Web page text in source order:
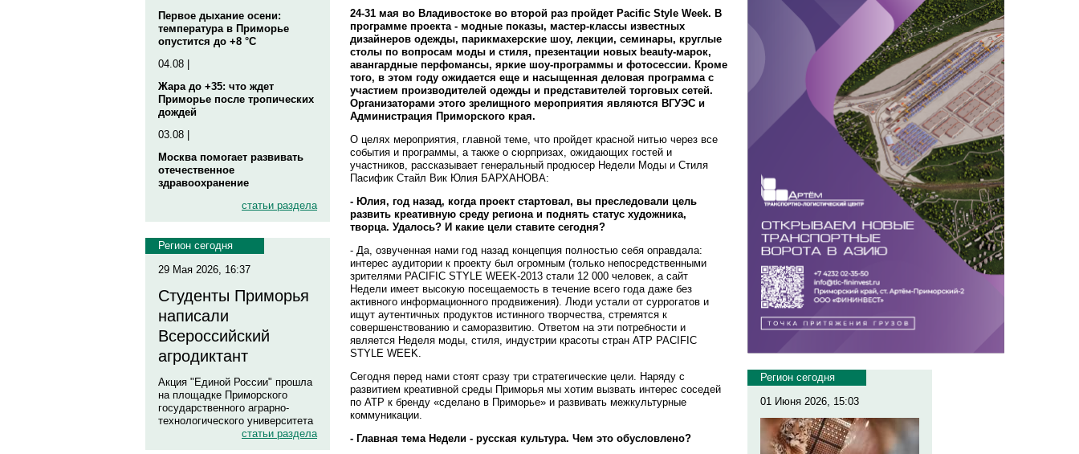
Первое дыхание осени:
температура в Приморье
опустится до +8 °C
04.08 |
Жара до +35: что ждет
Приморье после тропических
дождей
03.08 |
Москва помогает развивать
отечественное
здравоохранение
статьи раздела
Регион сегодня
29 Мая 2026, 16:37
Студенты Приморья
написали
Всероссийский
агродиктант
Акция "Единой России" прошла
на площадке Приморского
государственного аграрно-
технологического университета
статьи раздела
24-31 мая во Владивостоке во второй раз пройдет Pacific Style Week. В
программе проекта - модные показы, мастер-классы известных
дизайнеров одежды, парикмахерские шоу, лекции, семинары, круглые
столы по вопросам моды и стиля, презентации новых beauty-марок,
авангардные перфомансы, яркие шоу-программы и фотосессии. Кроме
того, в этом году ожидается еще и насыщенная деловая программа с
участием производителей одежды и представителей торговых сетей.
Организаторами этого зрелищного мероприятия являются ВГУЭС и
Администрация Приморского края.
О целях мероприятия, главной теме, что пройдет красной нитью через все
события и программы, а также о сюрпризах, ожидающих гостей и
участников, рассказывает генеральный продюсер Недели Моды и Стиля
Пасифик Стайл Вик Юлия БАРХАНОВА:
- Юлия, год назад, когда проект стартовал, вы преследовали цель
развить креативную среду региона и поднять статус художника,
творца. Удалось? И какие цели ставите сегодня?
- Да, озвученная нами год назад концепция полностью себя оправдала:
интерес аудитории к проекту был огромным (только непосредственными
зрителями PACIFIC STYLE WEEK-2013 стали 12 000 человек, а сайт
Недели имеет высокую посещаемость в течение всего года даже без
активного информационного продвижения). Люди устали от суррогатов и
ищут аутентичных продуктов истинного творчества, стремятся к
совершенствованию и саморазвитию. Ответом на эти потребности и
является Неделя моды, стиля, индустрии красоты стран АТР PACIFIC
STYLE WEEK.
Сегодня перед нами стоят сразу три стратегические цели. Наряду с
развитием креативной среды Приморья мы хотим вызвать интерес соседей
по АТР к бренду «сделано в Приморье» и развивать межкультурные
коммуникации.
- Главная тема Недели - русская культура. Чем это обусловлено?
Регион сегодня
01 Июня 2026, 15:03